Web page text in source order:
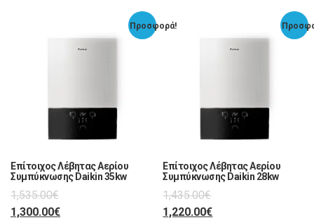
Προσφορά!
Επίτοιχος Λέβητας Αερίου
Συμπύκνωσης Daikin 35kw
1,535.00€
1,300.00€
Επίτοιχος Λέβητας Αερίου
Συμπύκνωσης Daikin 28kw
1,435.00€
1,220.00€